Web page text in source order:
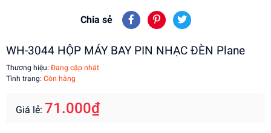
Chia sẻ
WH-3044 HỘP MÁY BAY PIN NHẠC ĐÈN Plane
Thương hiệu: Đang cập nhật
Tình trạng: Còn hàng
Giá lẻ: 71.000₫